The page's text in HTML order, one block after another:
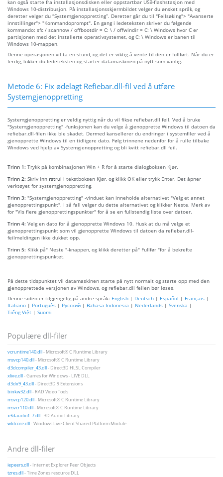
kan også starte fra installasjonsdisken eller oppstartbar USB-flashstasjon med
Windows 10-distribusjon. På installasjonsskjermbildet velger du ønsket språk, og
deretter velger du “Systemgjenoppretting”. Deretter går du til "Feilsøking"> "Avanserte
innstillinger"> "Kommandoprompt". En gang i ledeteksten skriver du følgende
kommando: sfc / scannow / offbootdir = C: \ / offwindir = C: \ Windows hvor C er
partisjonen med det installerte operativsystemet, og C: \ Windows er banen til
Windows 10-mappen.
Denne operasjonen vil ta en stund, og det er viktig å vente til den er fullført. Når du er
ferdig, lukker du ledeteksten og starter datamaskinen på nytt som vanlig.
Metode 6: Fix ødelagt Refiebar.dll-fil ved å utføre
Systemgjenoppretting
Systemgjenoppretting er veldig nyttig når du vil fikse refiebar.dll feil. Ved å bruke
"Systemgjenoppretting" -funksjonen kan du velge å gjenopprette Windows til datoen da
refiebar.dll-filen ikke ble skadet. Dermed kansellerer du endringer i systemfiler ved å
gjenopprette Windows til en tidligere dato. Følg trinnene nedenfor for å rulle tilbake
Windows ved hjelp av Systemgjenoppretting og bli kvitt refiebar.dll feil.
Trinn 1: Trykk på kombinasjonen Win + R for å starte dialogboksen Kjør.
Trinn 2: Skriv inn rstrui i tekstboksen Kjør, og klikk OK eller trykk Enter. Det åpner
verktøyet for systemgjenoppretting.
Trinn 3: "Systemgjenoppretting" -vinduet kan inneholde alternativet "Velg et annet
gjenopprettingspunkt". I så fall velger du dette alternativet og klikker Neste. Merk av
for "Vis flere gjenopprettingspunkter" for å se en fullstendig liste over datoer.
Trinn 4: Velg en dato for å gjenopprette Windows 10. Husk at du må velge et
gjenopprettingspunkt som vil gjenopprette Windows til datoen da refiebar.dll-
feilmeldingen ikke dukket opp.
Trinn 5: Klikk på" Neste "-knappen, og klikk deretter på" Fullfør "for å bekrefte
gjenopprettingspunktet.
På dette tidspunktet vil datamaskinen starte på nytt normalt og starte opp med den
gjenopprettede versjonen av Windows, og refiebar.dll feilen bør løses.
Denne siden er tilgjengelig på andre språk: English | Deutsch | Español | Français |
Italiano | Português | Русский | Bahasa Indonesia | Nederlands | Svenska |
Tiếng Việt | Suomi
Populære dll-filer
vcruntime140.dll- Microsoft® C Runtime Library
msvcp140.dll- Microsoft® C Runtime Library
d3dcompiler_43.dll- Direct3D HLSL Compiler
xlive.dll- Games for Windows - LIVE DLL
d3dx9_43.dll- Direct3D 9 Extensions
binkw32.dll- RAD Video Tools
msvcp120.dll- Microsoft® C Runtime Library
msvcr110.dll- Microsoft® C Runtime Library
x3daudio1_7.dll- 3D Audio Library
wldcore.dll- Windows Live Client Shared Platform Module
Andre dll-filer
iepeers.dll- Internet Explorer Peer Objects
tzres.dll- Time Zones resource DLL